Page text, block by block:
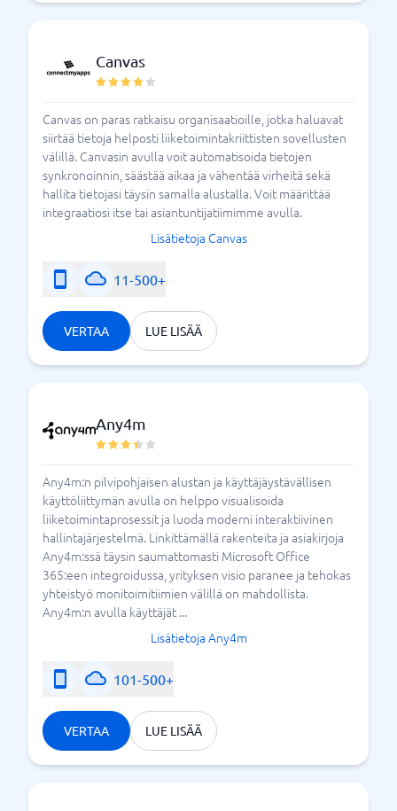
helposti vertailla eri työkaluja löytääksesi sinulle
työkaluista
Canvas
Canvas on paras ratkaisu organisaatioille, jotka haluavat
siirtää tietoja helposti liiketoimintakriittisten sovellusten
välillä. Canvasin avulla voit automatisoida tietojen
synkronoinnin, säästää aikaa ja vähentää virheitä sekä
hallita tietojasi täysin samalla alustalla. Voit määrittää
integraatiosi itse tai asiantuntijatiimimme avulla.
Lisätietoja Canvas
11-500+
VERTAA LUE LISÄÄ
Any4m
Any4m:n pilvipohjaisen alustan ja käyttäjäystävällisen
käyttöliittymän avulla on helppo visualisoida
liiketoimintaprosessit ja luoda moderni interaktiivinen
hallintajärjestelmä. Linkittämällä rakenteita ja asiakirjoja
Any4m:ssä täysin saumattomasti Microsoft Office
365:een integroidussa, yrityksen visio paranee ja tehokas
yhteistyö monitoimitiimien välillä on mahdollista.
Any4m:n avulla käyttäjät ...
Lisätietoja Any4m
101-500+
VERTAA LUE LISÄÄ